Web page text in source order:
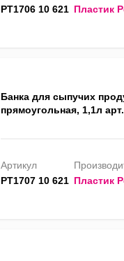
PT1706 10 621 Пластик
Банка для сыпучих
прямоугольная, 1,1л
Артикул
PT1707 10 621 Пластик